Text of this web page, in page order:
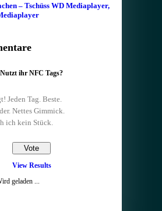
– Tschüss WD Mediaplayer,
Nutzt ihr NFC Tags?
Jeden Tag. Beste.
Nettes Gimmick.
ich kein Stück.
View Results
geladen ...